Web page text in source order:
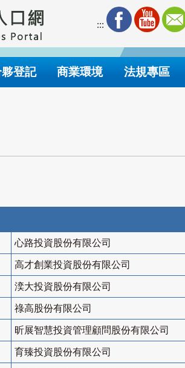
:::
登記 商業環境 法規專區
心路投資股份有限公司
高才創業投資股份有限公司
湙大投資股份有限公司
祿高股份有限公司
昕展智慧投資管理顧問股份有限公司
育臻投資股份有限公司